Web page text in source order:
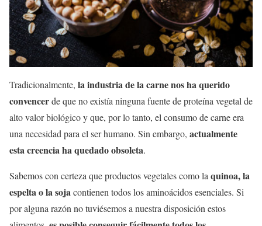
Tradicionalmente, la industria de la carne nos ha querido
convencerde que no existía ninguna fuente de proteína vegetal de
alto valor biológico y que, por lo tanto, el consumo de carne era
una necesidad para el ser humano. Sin embargo, actualmente
esta creencia ha quedado obsoleta.
Sabemos con certeza que productos vegetales como laquinoa, la
espelta o la sojacontienen todos los aminoácidos esenciales. Si
por alguna razón no tuviésemos a nuestra disposición estos